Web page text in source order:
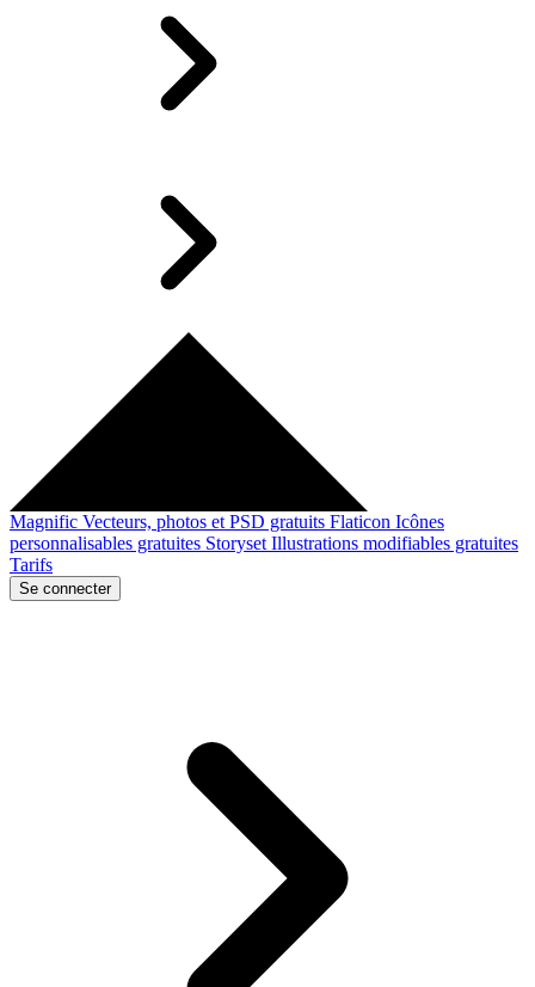
Magnific Vecteurs, photos et PSD gratuits Flaticon Icônes
personnalisables gratuites Storyset Illustrations modifiables gratuites
Tarifs
Se connecter